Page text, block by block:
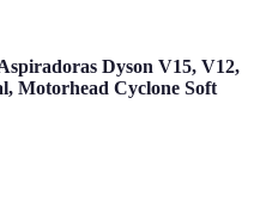
Dyson V15, V12,
Motorhead Cyclone Soft